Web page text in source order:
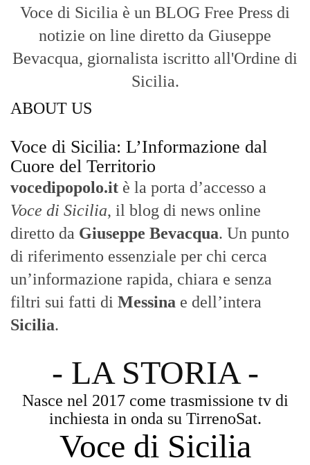
Voce di Sicilia è un BLOG Free Press di
notizie on line diretto da Giuseppe
Bevacqua, giornalista iscritto all'Ordine di
Sicilia.
ABOUT US
Voce di Sicilia: L’Informazione dal
Cuore del Territorio
vocedipopolo.it è la porta d’accesso a
Voce di Sicilia, il blog di news online
diretto da Giuseppe Bevacqua. Un punto
di riferimento essenziale per chi cerca
un’informazione rapida, chiara e senza
filtri sui fatti di Messina e dell’intera
Sicilia.
- LA STORIA -
Nasce nel 2017 come trasmissione tv di
inchiesta in onda su TirrenoSat.
Voce di Sicilia